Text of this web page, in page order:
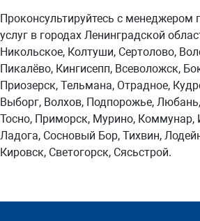
Проконсультируйтесь с менеджером
услуг в городах Ленинградской
Никольское, Колтуши, Сертолово,
Пикалёво, Кингисепп, Всеволожск,
Приозерск, Тельмана, Отрадное,
Выборг, Волхов, Подпорожье,
Тосно, Приморск, Мурино, Коммунар,
Ладога, Сосновый Бор, Тихвин,
Кировск, Светогорск, Сясьстрой.